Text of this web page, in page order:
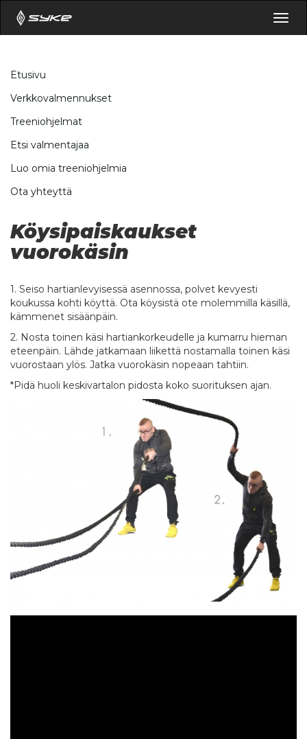
Etusivu
Verkkovalmennukset
Treeniohjelmat
Etsi valmentajaa
Luo omia treeniohjelmia
Ota yhteyttä
Köysipaiskaukset
vuorokäsin
1. Seiso hartianlevyisessä asennossa, polvet kevyesti
koukussa kohti köyttä. Ota köysistä ote molemmilla käsillä,
kämmenet sisäänpäin.
2. Nosta toinen käsi hartiankorkeudelle ja kumarru hieman
eteenpäin. Lähde jatkamaan liikettä nostamalla toinen käsi
vuorostaan ylös. Jatka vuorokäsin nopeaan tahtiin.
*Pidä huoli keskivartalon pidosta koko suorituksen ajan.